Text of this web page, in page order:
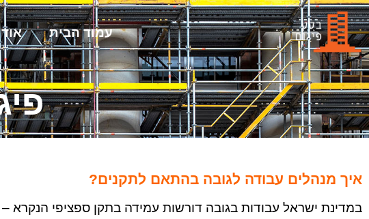
עמוד הבית
איך מנהלים עבודה לגובה בהתאם לתקנים?